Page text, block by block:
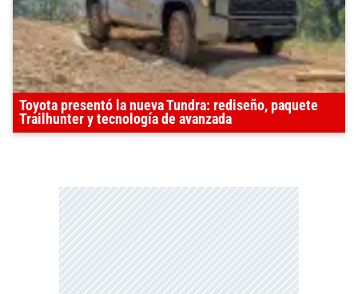
Toyota presentó la nueva Tundra: rediseño, paquete
Trailhunter y tecnología de avanzada